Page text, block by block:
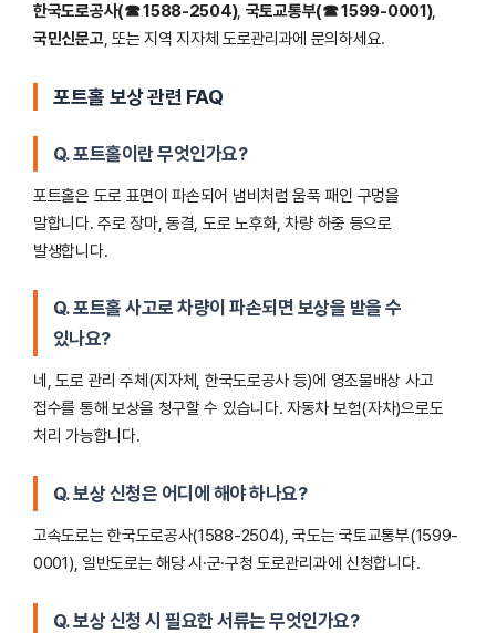
한국도로공사(☎ 1588-2504), 국토교통부(☎ 1599-0001),
국민신문고, 또는 지역 지자체 도로관리과에 문의하세요.
포트홀 보상 관련 FAQ
Q. 포트홀이란 무엇인가요?
포트홀은 도로 표면이 파손되어 냄비처럼 움푹 패인 구멍을
말합니다. 주로 장마, 동결, 도로 노후화, 차량 하중 등으로
발생합니다.
Q. 포트홀 사고로 차량이 파손되면 보상을 받을 수
있나요?
네, 도로 관리 주체(지자체, 한국도로공사 등)에 영조물배상 사고
접수를 통해 보상을 청구할 수 있습니다. 자동차 보험(자차)으로도
처리 가능합니다.
Q. 보상 신청은 어디에 해야 하나요?
고속도로는 한국도로공사(1588-2504), 국도는 국토교통부(1599-
0001), 일반도로는 해당 시·군·구청 도로관리과에 신청합니다.
Q. 보상 신청 시 필요한 서류는 무엇인가요?